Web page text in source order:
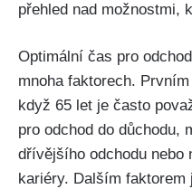
přehled nad možnostmi,
Optimální čas pro
mnoha faktorech.
když 65 let je často
pro odchod do důchodu,
dřívějšího odchodu nebo
kariéry. Dalším